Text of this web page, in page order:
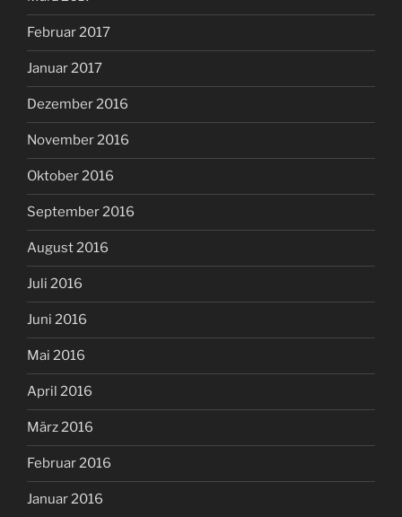
Februar 2017
Januar 2017
Dezember 2016
November 2016
Oktober 2016
September 2016
August 2016
Juli 2016
Juni 2016
Mai 2016
April 2016
März 2016
Februar 2016
Januar 2016